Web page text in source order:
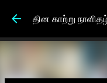
தின காற்று